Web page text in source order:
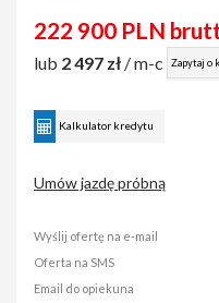
222 900 PLN
lub 2 497 zł / m-c Zapytaj o
Kalkulator kredytu
Umów jazdę próbną
Wyślij ofertę na e-mail
Oferta na SMS
Email do opiekuna